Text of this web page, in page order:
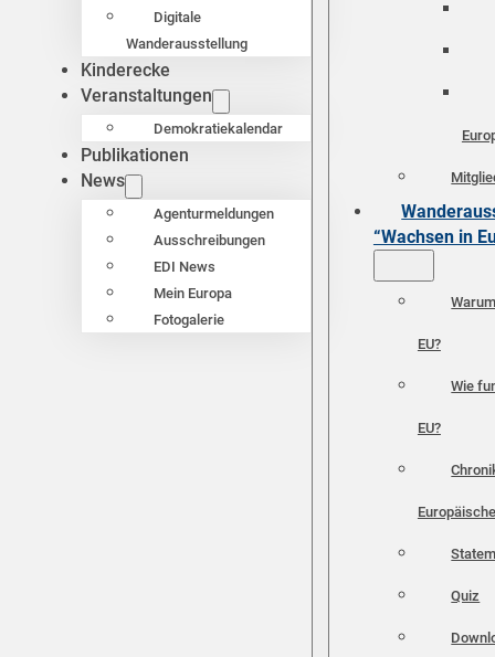
Digitale
Wanderausstellung
Kinderecke
Veranstaltungen
Demokratiekalendar
Publikationen
News
Agenturmeldungen
Ausschreibungen
EDI News
Mein Europa
Fotogalerie
“Wachsen in
EU?
Wie
EU?
Quiz